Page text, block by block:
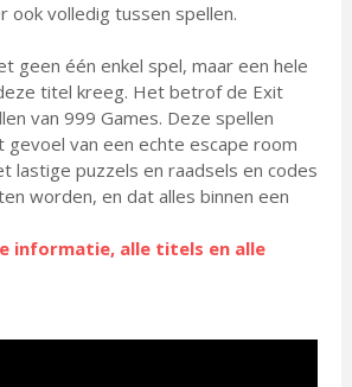
ook volledig tussen spellen.
geen één enkel spel, maar een hele
titel kreeg. Het betrof de Exit
van 999 Games. Deze spellen
van een echte escape room
lastige puzzels en raadsels en codes
worden, en dat alles binnen een
informatie, alle titels en alle